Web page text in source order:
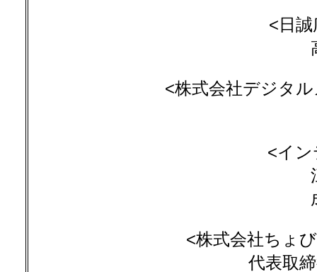
<日
<株式会社デジタ
<イン
<株式会社ちょ
代表取